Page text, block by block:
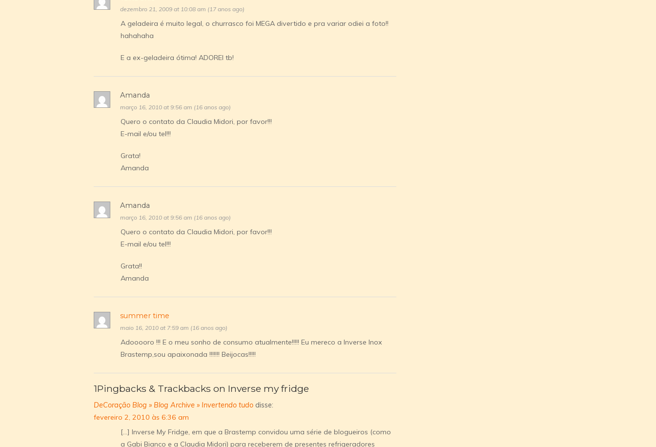
dezembro 21, 2009 at 10:08 am (17 anos ago)
A geladeira é muito legal, o churrasco foi MEGA divertido e pra variar odiei a foto!!
hahahaha
E a ex-geladeira ótima! ADOREI tb!
Amanda
março 16, 2010 at 9:56 am (16 anos ago)
Quero o contato da Claudia Midori, por favor!!!
E-mail e/ou tel!!!
Grata!
Amanda
Amanda
março 16, 2010 at 9:56 am (16 anos ago)
Quero o contato da Claudia Midori, por favor!!!
E-mail e/ou tel!!!
Grata!!
Amanda
summer time
maio 16, 2010 at 7:59 am (16 anos ago)
Adooooro !!! E o meu sonho de consumo atualmente!!!!! Eu mereco a Inverse Inox
Brastemp,sou apaixonada !!!!!!! Beijocas!!!!!
1Pingbacks & Trackbacks on Inverse my fridge
DeCoração Blog » Blog Archive » Invertendo tudo disse:
fevereiro 2, 2010 às 6:36 am
[…] Inverse My Fridge, em que a Brastemp convidou uma série de blogueiros (como
a Gabi Bianco e a Claudia Midori) para receberem de presentes refrigeradores